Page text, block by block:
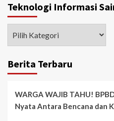
Teknologi Informasi
Berita Terbaru
WARGA WAJIB TAHU!
Nyata Antara Bencana dan